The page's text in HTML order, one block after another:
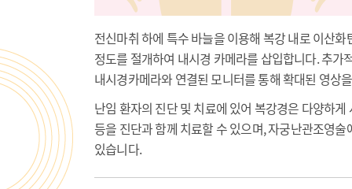
전신마취 하에 특수 바늘을 이용해 복강 내로 이산
정도를 절개하여 내시경 카메라를 삽입합니다. 추
내시경카메라와 연결된 모니터를 통해 확대된 영상
난임 환자의 진단 및 치료에 있어 복강경은 다양하
등을 진단과 함께 치료할 수 있으며, 자궁난관조영
있습니다.